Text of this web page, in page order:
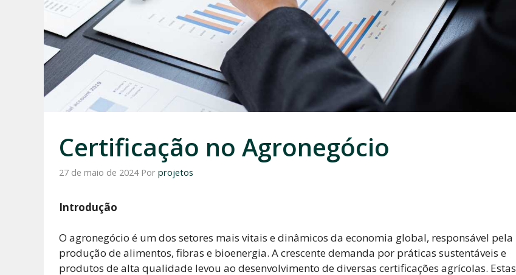
Certificação no Agronegócio
27 de maio de 2024 Por projetos
Introdução
O agronegócio é um dos setores mais vitais e dinâmicos da economia global, responsável pela
produção de alimentos, fibras e bioenergia. A crescente demanda por práticas sustentáveis e
produtos de alta qualidade levou ao desenvolvimento de diversas certificações agrícolas. Estas